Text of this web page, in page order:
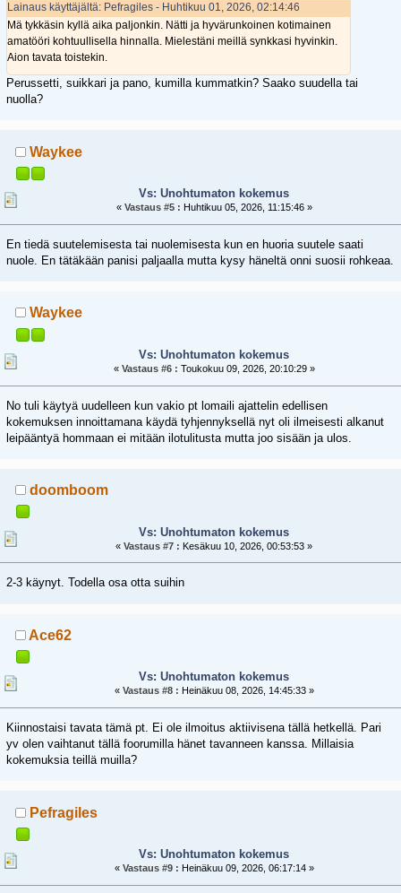
Lainaus käyttäjältä: Pefragiles - Huhtikuu 01, 2026, 02:14:46
Mä tykkäsin kyllä aika paljonkin. Nätti ja hyvärunkoinen kotimainen
amatööri kohtuullisella hinnalla. Mielestäni meillä synkkasi hyvinkin.
Aion tavata toistekin.
Perussetti, suikkari ja pano, kumilla kummatkin? Saako suudella tai
nuolla?
Waykee
Vs: Unohtumaton kokemus
« Vastaus #5 : Huhtikuu 05, 2026, 11:15:46 »
En tiedä suutelemisesta tai nuolemisesta kun en huoria suutele saati
nuole. En tätäkään panisi paljaalla mutta kysy häneltä onni suosii rohkeaa.
Waykee
Vs: Unohtumaton kokemus
« Vastaus #6 : Toukokuu 09, 2026, 20:10:29 »
No tuli käytyä uudelleen kun vakio pt lomaili ajattelin edellisen
kokemuksen innoittamana käydä tyhjennyksellä nyt oli ilmeisesti alkanut
leipääntyä hommaan ei mitään ilotulitusta mutta joo sisään ja ulos.
doomboom
Vs: Unohtumaton kokemus
«Vastaus #7 : Kesäkuu 10, 2026, 00:53:53 »
2-3 käynyt. Todella osa otta suihin
Ace62
Vs: Unohtumaton kokemus
« Vastaus #8 : Heinäkuu 08, 2026, 14:45:33 »
Kiinnostaisi tavata tämä pt. Ei ole ilmoitus aktiivisena tällä hetkellä. Pari
yv olen vaihtanut tällä foorumilla hänet tavanneen kanssa. Millaisia
kokemuksia teillä muilla?
Pefragiles
Vs: Unohtumaton kokemus
« Vastaus #9 : Heinäkuu 09, 2026, 06:17:14 »